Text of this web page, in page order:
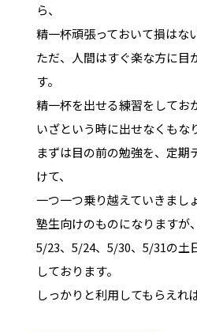
ら、
精一杯頑張っておいて損はな
ただ、人間はすぐ楽な方に目
す。
精一杯を出せる練習をしてお
いざという時に出せなくもな
まずは目の前の勉強を、定期
けて、
一つ一つ乗り越えていきまし
塾生向けのものになりますが、
5/23、5/24、5/30、5/31の土
しております。
しっかりと利用してもらえれ